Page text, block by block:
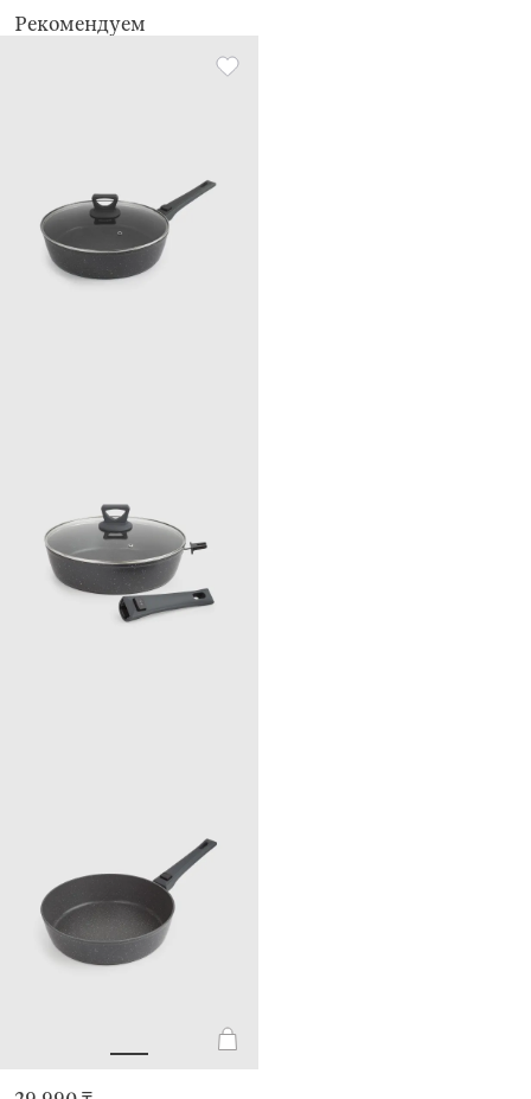
После остывания удалить остатки масла сухой тряпкой.
принадлежности, предпочтительны лопатки из силикона или
Нельзя мыть в посудомоечной машине.
Рекомендуем